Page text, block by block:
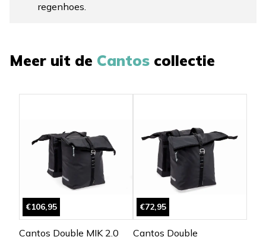
regenhoes.
Meer uit de Cantos collectie
€106,95
Cantos Double MIK 2.0
€72,95
Cantos Double